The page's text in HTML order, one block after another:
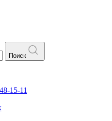
Поиск
15-11